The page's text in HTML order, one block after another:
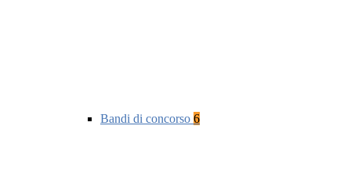
Bandi di concorso 6